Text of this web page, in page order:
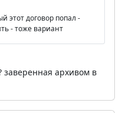
этот договор попал -
- тоже вариант
заверенная архивом в